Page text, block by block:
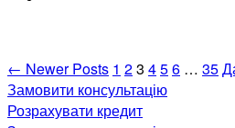
Навігація
записів
← NewerPosts 1 23 456 … 35
Замовити консультацію
Розрахувати кредит